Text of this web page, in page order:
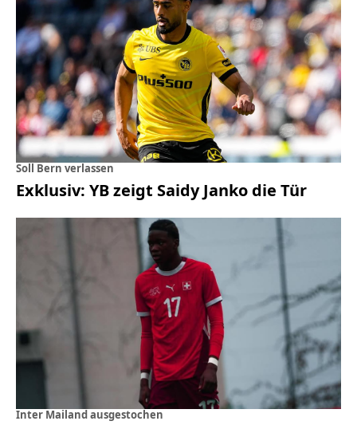
Soll Bern verlassen
Exklusiv: YB zeigt Saidy Janko die Tür
Inter Mailand ausgestochen